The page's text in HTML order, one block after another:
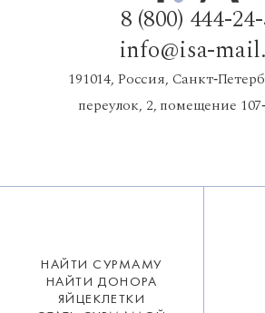
8 (800) 444-
info@isa-
191014, Россия,
переулок, 2, помещение
НАЙТИ СУРМАМУ
НАЙТИ ДОНОРА
ЯЙЦЕКЛЕТКИ